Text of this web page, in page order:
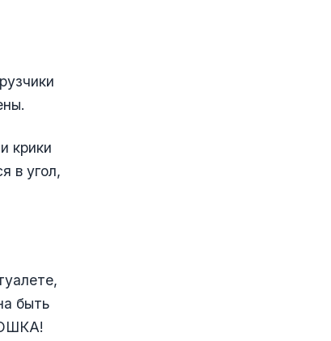
крики
в угол,
быть